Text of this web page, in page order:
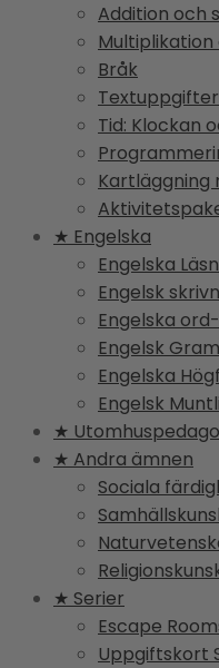
Addition och
Multiplikation
Bråk
Textuppgifter
Tid: Klockan
Kartläggning
★ Engelska
Engelska
Engelsk
Engelska
Engelsk
Engelska
Engelsk
★
★ Andra ämnen
Sociala
★ Serier
Escape
Uppgiftskort